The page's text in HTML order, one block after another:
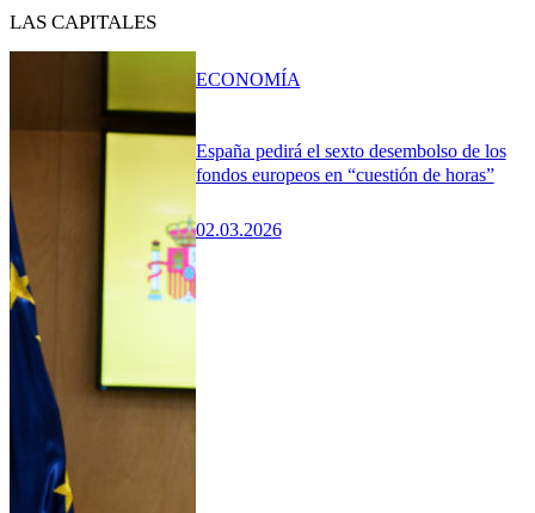
LAS CAPITALES
España pedirá el sexto desembolso de los
fondos europeos en “cuestión de horas”
02.03.2026
ECONOMÍA